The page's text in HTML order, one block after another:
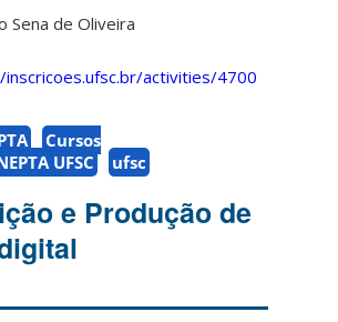
Sena de Oliveira
activities/4700
Cursos
UFSC ufsc
e Produção de